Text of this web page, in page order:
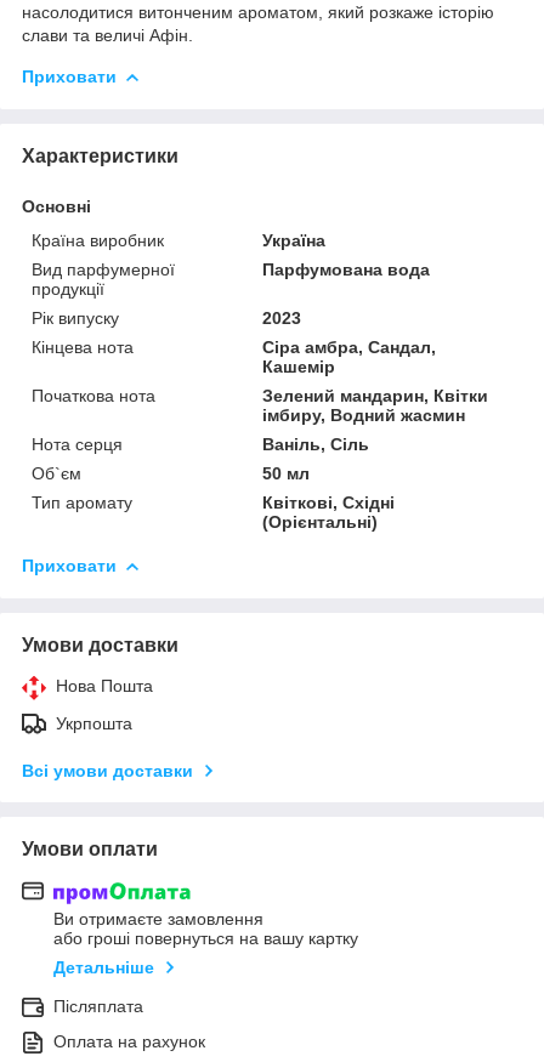
насолодитися витонченим ароматом, який розкаже історію
слави та величі Афін.
Приховати
Характеристики
Основні
Країна виробник
Україна
Вид парфумерної
продукції
Парфумована вода
Рік випуску
2023
Кінцева нота
Сіра амбра, Сандал,
Кашемір
Початкова нота
Зелений мандарин, Квітки
імбиру, Водний жасмин
Нота серця
Ваніль, Сіль
Об`єм
50 мл
Тип аромату
Квіткові, Східні
(Орієнтальні)
Приховати
Умови доставки
Нова Пошта
Укрпошта
Всі умови доставки
Умови оплати
Ви отримаєте замовлення
або гроші повернуться на вашу картку
Детальніше
Післяплата
Оплата на рахунок